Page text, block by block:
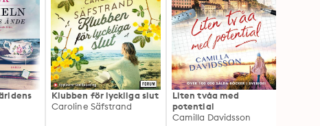
Klubben för lyckliga slut
Caroline Säfstrand
Liten tvåa med
potential
Camilla Davidsson